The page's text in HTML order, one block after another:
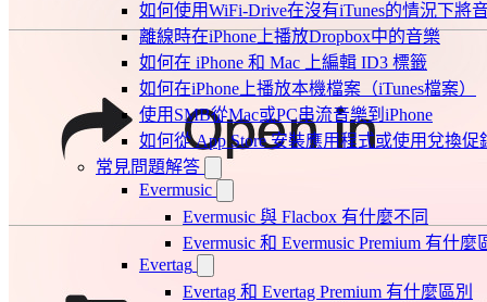
如何使用WiFi-Drive在沒有iTunes的情況下將
離線時在iPhone上播放Dropbox中的音樂
如何在 iPhone 和 Mac 上編輯 ID3 標籤
如何在iPhone上播放本機檔案（iTunes檔案）
使用SMB從Mac或PC串流音樂到iPhone
如何從 App Store 安裝應用程式或使用兌換
常見問題解答
Evermusic
Evermusic 與 Flacbox 有什麼不同
Evermusic 和 Evermusic Premium 有什麼
Evertag
Evertag 和 Evertag Premium 有什麼區別